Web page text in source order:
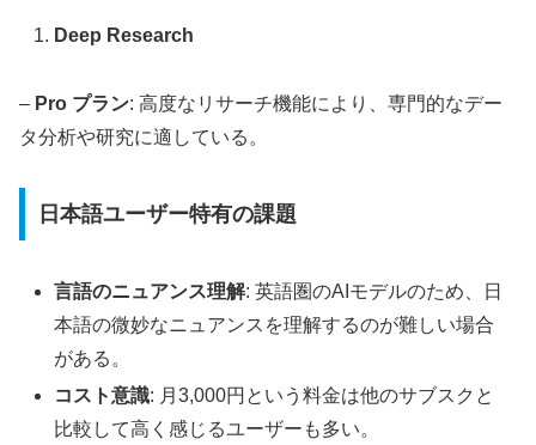
Deep Research
– Pro プラン: 高度なリサーチ機能により、専門的なデー
タ分析や研究に適している。
日本語ユーザー特有の課題
言語のニュアンス理解: 英語圏のAIモデルのため、日
本語の微妙なニュアンスを理解するのが難しい場合
がある。
コスト意識: 月3,000円という料金は他のサブスクと
比較して高く感じるユーザーも多い。